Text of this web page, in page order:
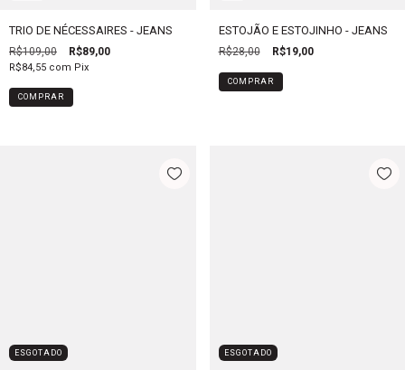
TRIO DE NÉCESSAIRES - JEANS
R$109,00 R$89,00
R$84,55 com Pix
ESTOJÃO E ESTOJINHO - JEANS
R$28,00 R$19,00
COMPRAR
ESGOTADO ESGOTADO